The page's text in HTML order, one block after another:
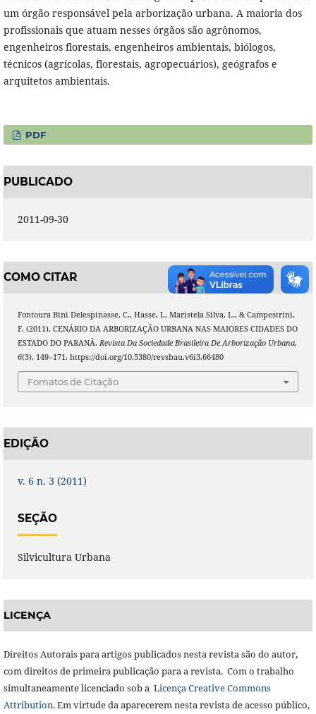
um órgão responsável pela arborização urbana. A maioria dos
profissionais que atuam nesses órgãos são agrônomos,
engenheiros florestais, engenheiros ambientais, biólogos,
técnicos (agrícolas, florestais, agropecuários), geógrafos e
arquitetos ambientais.
PDF
PUBLICADO
2011-09-30
COMO CITAR
Fontoura Bini Delespinasse, C., Hasse, I., Maristela Silva, L., & Campestrini,
F. (2011). CENÁRIO DA ARBORIZAÇÃO URBANA NAS MAIORES CIDADES DO
ESTADO DO PARANÁ. Revista Da Sociedade Brasileira De Arborização Urbana,
6(3), 149–171. https://doi.org/10.5380/revsbau.v6i3.66480
Fomatos de Citação
EDIÇÃO
v. 6 n. 3 (2011)
SEÇÃO
Silvicultura Urbana
LICENÇA
Direitos Autorais para artigos publicados nesta revista são do autor,
com direitos de primeira publicação para a revista. Com o trabalho
simultaneamente licenciado sob a Licença Creative Commons
Attribution. Em virtude da aparecerem nesta revista de acesso público,